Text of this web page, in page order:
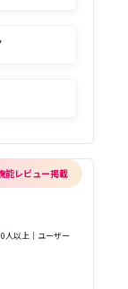
能レビュー掲載
人以上｜ユーザー